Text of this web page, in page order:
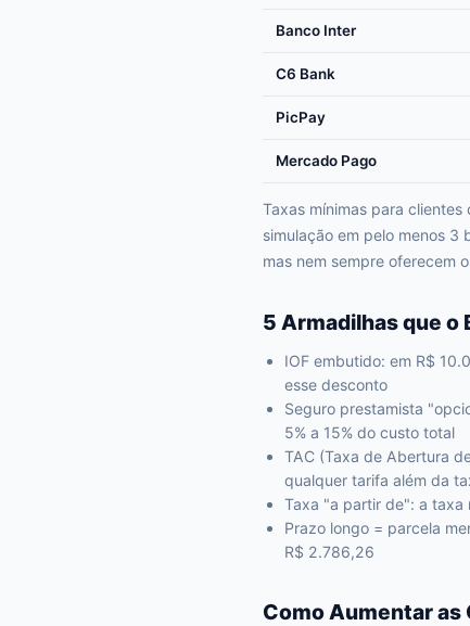
Banco Inter
C6 Bank
PicPay
Mercado Pago
Taxas mínimas para
simulação em pelo menos
mas nem sempre oferecem
5 Armadilhas que o
IOF embutido: em R$
esse desconto
Seguro prestamista
5% a 15% do custo total
TAC (Taxa de Abertura
qualquer tarifa além da
Taxa "a partir de": a taxa
Prazo longo = parcela
R$ 2.786,26
Como Aumentar as